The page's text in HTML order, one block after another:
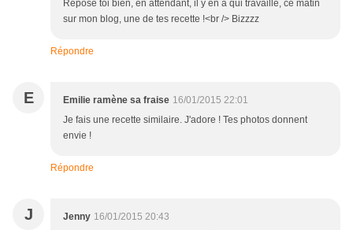
Repose toi bien, en attendant, il y en a qui travaille, ce matin
sur mon blog, une de tes recette !<br /> Bizzzz
Répondre
E Emilie ramène sa fraise 16/01/2015 22:01
Je fais une recette similaire. J'adore ! Tes photos donnent
envie !
Répondre
J Jenny 16/01/2015 20:43